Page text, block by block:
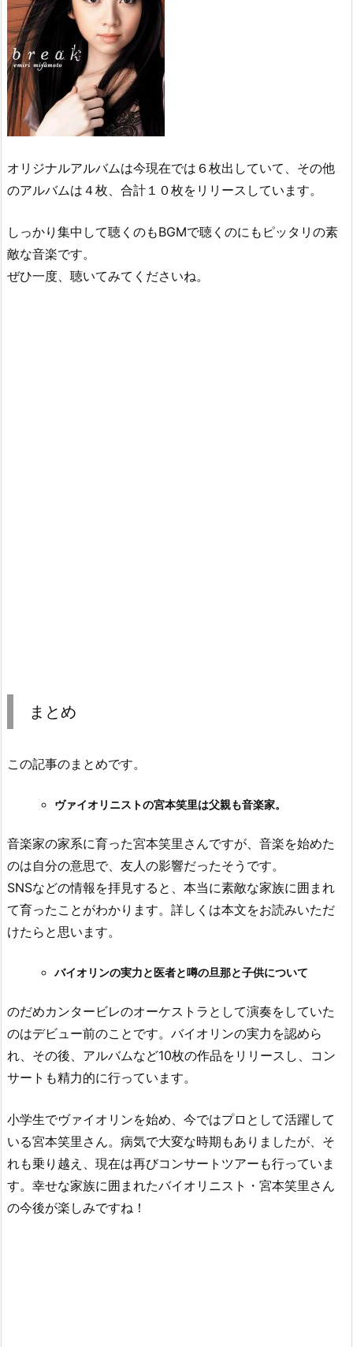
オリジナルアルバムは今現在では６枚出していて、その他
のアルバムは４枚、合計１０枚をリリースしています。
しっかり集中して聴くのもBGMで聴くのにもピッタリの素
敵な音楽です。
ぜひ一度、聴いてみてくださいね。
まとめ
この記事のまとめです。
ヴァイオリニストの宮本笑里は父親も音楽家。
音楽家の家系に育った宮本笑里さんですが、音楽を始めた
のは自分の意思で、友人の影響だったそうです。
SNSなどの情報を拝見すると、本当に素敵な家族に囲まれ
て育ったことがわかります。詳しくは本文をお読みいただ
けたらと思います。
バイオリンの実力と医者と噂の旦那と子供について
のだめカンタービレのオーケストラとして演奏をしていた
のはデビュー前のことです。バイオリンの実力を認めら
れ、その後、アルバムなど10枚の作品をリリースし、コン
サートも精力的に行っています。
小学生でヴァイオリンを始め、今ではプロとして活躍して
いる宮本笑里さん。病気で大変な時期もありましたが、そ
れも乗り越え、現在は再びコンサートツアーも行っていま
す。幸せな家族に囲まれたバイオリニスト・宮本笑里さん
の今後が楽しみですね！